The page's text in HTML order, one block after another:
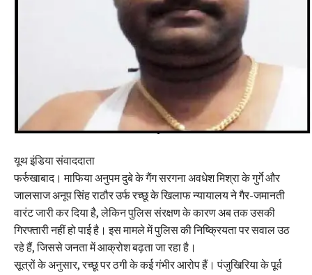
यूथ इंडिया संवाददाता
फर्रुखाबाद। माफिया अनुपम दुबे के गैंग सरगना अवधेश मिश्रा के गुर्गे और
जालसाज अनूप सिंह राठौर उर्फ रच्छू के खिलाफ न्यायालय ने गैर-जमानती
वारंट जारी कर दिया है, लेकिन पुलिस संरक्षण के कारण अब तक उसकी
गिरफ्तारी नहीं हो पाई है। इस मामले में पुलिस की निष्क्रियता पर सवाल उठ
रहे हैं, जिससे जनता में आक्रोश बढ़ता जा रहा है।
सूत्रों के अनुसार, रच्छू पर ठगी के कई गंभीर आरोप हैं। पंजुखिरिया के पूर्व